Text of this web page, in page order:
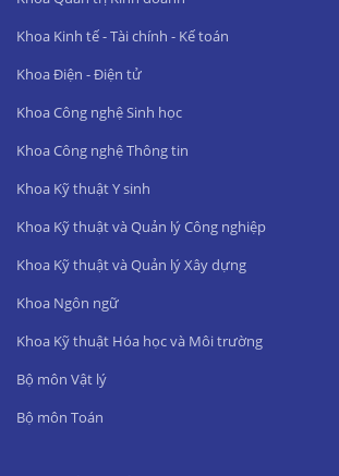
Khoa Kinh tế - Tài chính - Kế toán
Khoa Điện - Điện tử
Khoa Công nghệ Sinh học
Khoa Công nghệ Thông tin
Khoa Kỹ thuật Y sinh
Khoa Kỹ thuật và Quản lý Công nghiệp
Khoa Kỹ thuật và Quản lý Xây dựng
Khoa Ngôn ngữ
Khoa Kỹ thuật Hóa học và Môi trường
Bộ môn Vật lý
Bộ môn Toán